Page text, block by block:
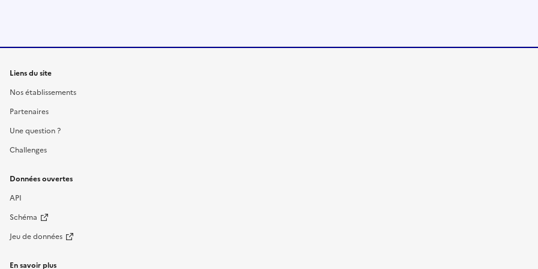
Liens du site
Nos établissements
Partenaires
Une question ?
Challenges
Données ouvertes
API
Schéma
Jeu de données
En savoir plus